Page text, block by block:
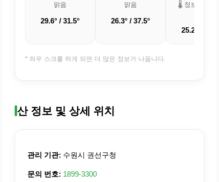
맑음
29.6° / 31.5°
맑음
26.3° / 37.5°
🌡️ 정보 업데이
25.2° /
* 좌우 스크롤 하게 되면 더 많은 정보가 나옵니다.
산 정보 및 상세 위치
관리 기관: 수원시 권선구청
문의 번호: 1899-3300